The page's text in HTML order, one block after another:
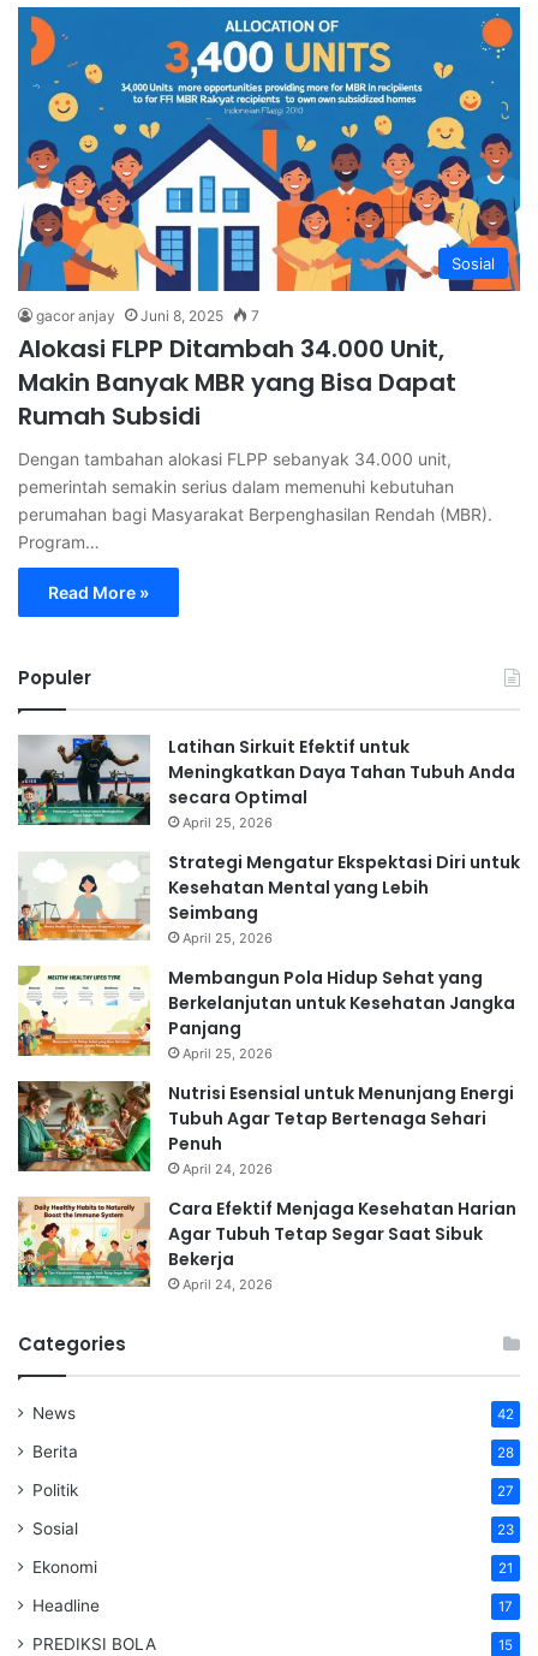
Sosial
gacor anjay Juni 8, 2025 7
Alokasi FLPP Ditambah 34.000 Unit,
Makin Banyak MBR yang Bisa Dapat
Rumah Subsidi
Dengan tambahan alokasi FLPP sebanyak 34.000 unit,
pemerintah semakin serius dalam memenuhi kebutuhan
perumahan bagi Masyarakat Berpenghasilan Rendah (MBR).
Program…
Read More »
Populer
Latihan Sirkuit Efektif untuk
Meningkatkan Daya Tahan Tubuh Anda
secara Optimal
April 25, 2026
Strategi Mengatur Ekspektasi Diri untuk
Kesehatan Mental yang Lebih
Seimbang
April 25, 2026
Membangun Pola Hidup Sehat yang
Berkelanjutan untuk Kesehatan Jangka
Panjang
April 25, 2026
Nutrisi Esensial untuk Menunjang Energi
Tubuh Agar Tetap Bertenaga Sehari
Penuh
April 24, 2026
Cara Efektif Menjaga Kesehatan Harian
Agar Tubuh Tetap Segar Saat Sibuk
Bekerja
April 24, 2026
Categories
News 42
Berita 28
Politik 27
Sosial 23
Ekonomi 21
Headline 17
PREDIKSI BOLA 15